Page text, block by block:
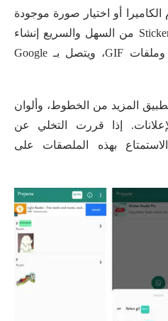
أو اختيار صورة موجودة
من مجموعتك. يجعل Sticker Studio من السهل والسريع إنشاء
ملصقات من مقاطع الفيديو وملفات GIF، ويتصل بـ Google
المزيد من الخطوط، وألوان
إذا قررت التخلي عن
بهذه الملصقات على